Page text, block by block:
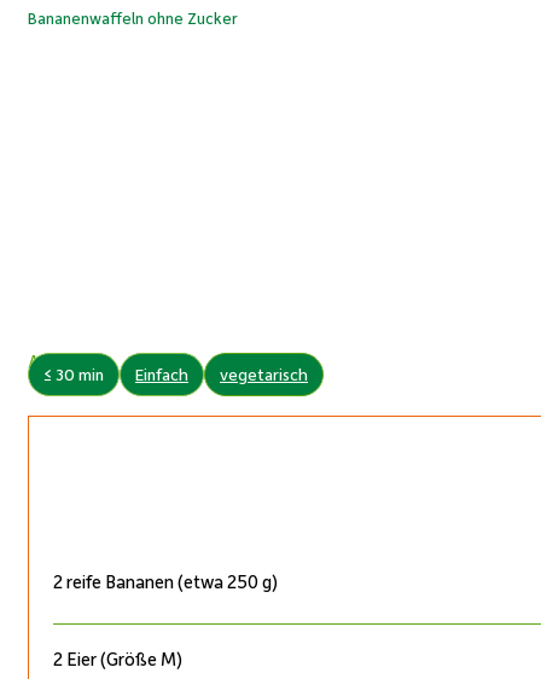
Bananenwaffeln ohne Zucker
Autor:
≤ 30 min Einfach vegetarisch
2 reife Bananen (etwa 250 g)
2 Eier (Größe M)